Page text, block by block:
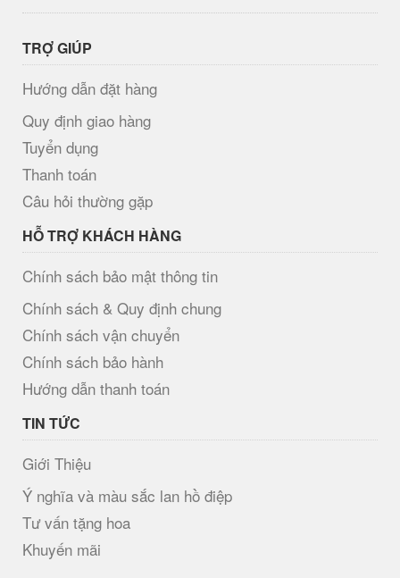
TRỢ GIÚP
Hướng dẫn đặt hàng
Quy định giao hàng
Tuyển dụng
Thanh toán
Câu hỏi thường gặp
HỖ TRỢ KHÁCH HÀNG
Chính sách bảo mật thông tin
Chính sách & Quy định chung
Chính sách vận chuyển
Chính sách bảo hành
Hướng dẫn thanh toán
TIN TỨC
Giới Thiệu
Ý nghĩa và màu sắc lan hồ điệp
Tư vấn tặng hoa
Khuyến mãi